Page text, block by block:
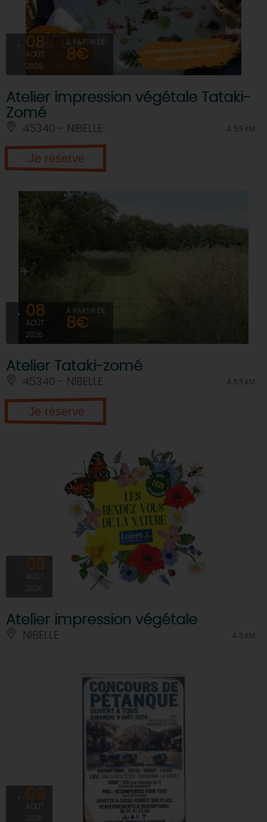
08
AOÛT
2026
À PARTIR DE
8€
Atelier impression végétale Tataki-
Zomé
45340 - NIBELLE À 5.5 KM
Je réserve
08
AOÛT
2026
À PARTIR DE
8€
Atelier Tataki-zomé
45340 - NIBELLE À 5.5 KM
Je réserve
08
AOÛT
2026
Atelier impression végétale
NIBELLE À 5 KM
09
AOÛT
2026